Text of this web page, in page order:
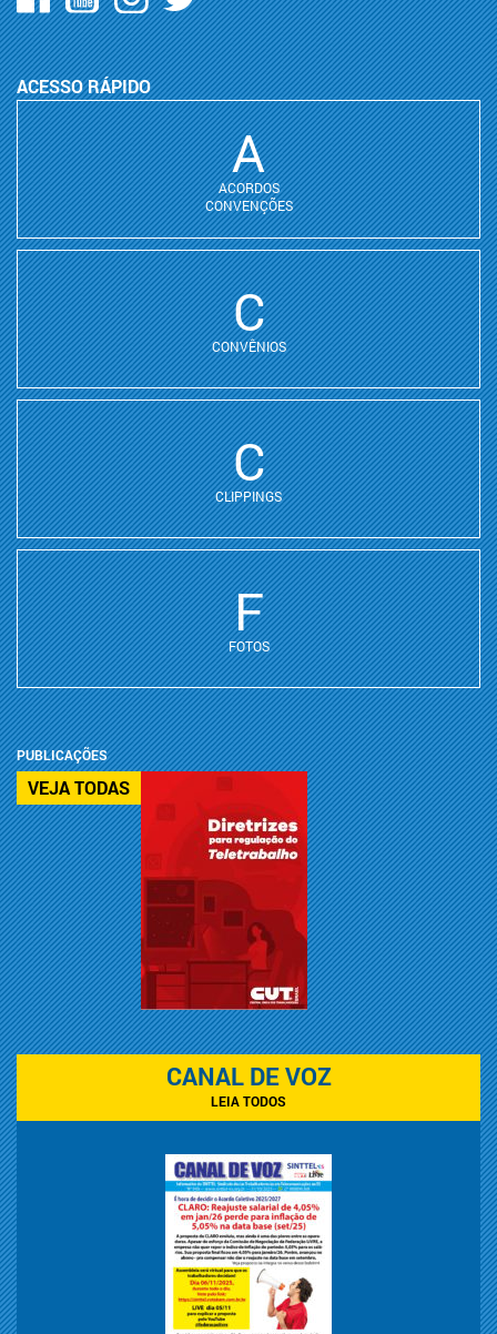
ACESSO RÁPIDO
A
ACORDOS
CONVENÇÕES
C
CONVÊNIOS
C
CLIPPINGS
F
FOTOS
PUBLICAÇÕES
VEJA TODAS
CANAL DE VOZ
LEIA TODOS